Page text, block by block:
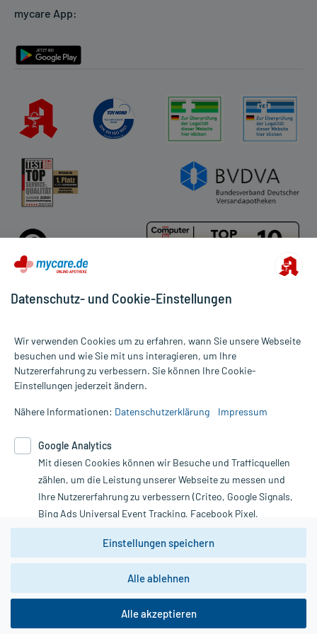
Rückgabe/Widerruf
mycare App:
durchschnittlich 4,5 von 5 Sternen abgegeben.
Alle Preise gelten inkl. MwSt., ggf. zzgl. Versandkosten
Informationen auf dieser Website werden ausschließlich für
die Untersuchung und Behandlung durch einen Arzt. Bitte
Therapien eingeleitet werden können. | Diese Webseite benutzt
Google Analytics. Lesen Sie bitte dazu die wichtigen Hinweise in
unserer Datenschutzerklärung. Für den Widerruf einer Bestellung
nutzen Sie das Formular:
Vertrag widerrufen
*Hinweise zu unseren Aktionen und Bewertungen
copyright @ 2026 Roland Helle e.K. - Versandapotheke - Alle Rechte vorbehalten
Datenschutz- und Cookie-Einstellungen
Wir verwenden Cookies um zu erfahren, wann Sie unsere Webseite
besuchen und wie Sie mit uns interagieren, um Ihre
Nutzererfahrung zu verbessern. Sie können Ihre Cookie-
Einstellungen jederzeit ändern.
Nähere Informationen: Datenschutzerklärung Impressum
Google Analytics
Mit diesen Cookies können wir Besuche und Trafficquellen
zählen, um die Leistung unserer Webseite zu messen und
Ihre Nutzererfahrung zu verbessern (Criteo, Google Signals,
Bing Ads Universal Event Tracking, Facebook Pixel,
Youtube-Social Plugin).
Wir weisen darauf hin, dass die
zwingend den Europäischen Anforderungen gem. EU-
DSGVO genügen und ein Datentransfer in Drittstaaten bzw.
Daten dort verarbeitet werden, kann nicht geprüft und
nachvollzogen werden.
Einstellungen speichern
Alle ablehnen
Alle akzeptieren